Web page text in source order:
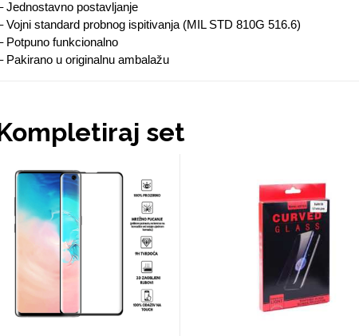
Jednostavno postavljanje
Vojni standard probnog ispitivanja (MIL STD 810G 516.6)
Potpuno funkcionalno
Pakirano u originalnu ambalažu
set
Some Space